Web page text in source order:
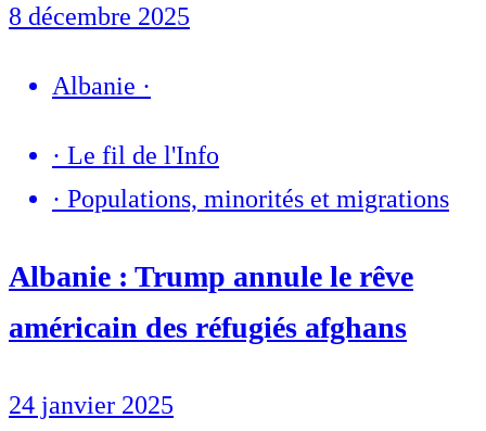
8 décembre 2025
Albanie ·
· Le fil de l'Info
· Populations, minorités et migrations
Albanie : Trump annule le rêve
américain des réfugiés afghans
24 janvier 2025